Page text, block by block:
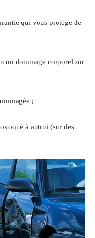
qui vous protège de
dommage corporel sur
;
à autrui (sur des